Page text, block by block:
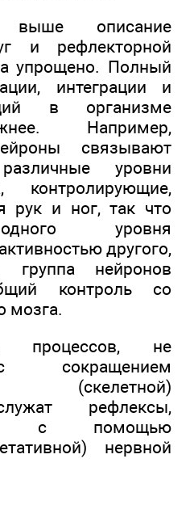
выше описание
и рефлекторной
упрощено. Полный
интеграции и
в организме
Например,
связывают
уровни
контролирующие,
рук и ног, так что
уровня
другого,
нейронов
контроль со
мозга.
процессов, не
сокращением
(скелетной)
рефлексы,
с помощью
нервной